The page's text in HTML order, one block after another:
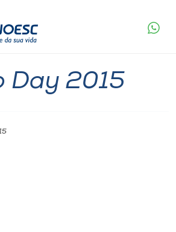
Day 2015